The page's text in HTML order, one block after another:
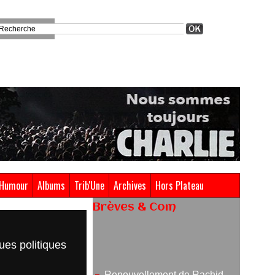
Humour Albums Trib'Une Archives Hors Plateau
politiques
Brèves & Com
05/08/2026